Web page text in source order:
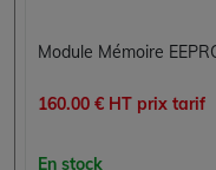
160.00 € HT prix tarif
En stock